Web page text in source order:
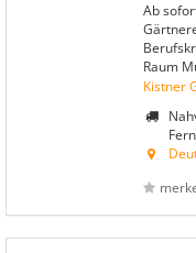
Ab
Raum
Kistner